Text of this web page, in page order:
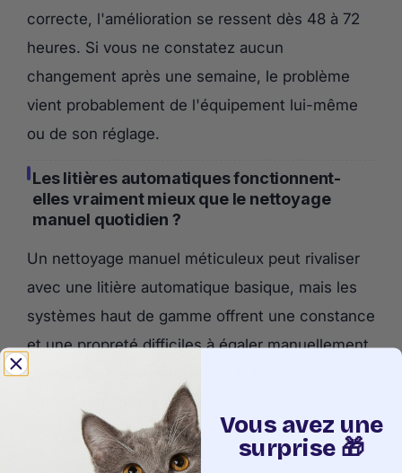
correcte, l'amélioration se ressent dès 48 à 72
heures. Si vous ne constatez aucun
changement après une semaine, le problème
vient probablement de l'équipement lui-même
ou de son réglage.
Les litières automatiques fonctionnent-
elles vraiment mieux que le nettoyage
manuel quotidien ?
Un nettoyage manuel méticuleux peut rivaliser
avec une litière automatique basique, mais les
systèmes haut de gamme offrent une constance
et une propreté difficiles à égaler manuellement.
L'avantage réside aussi dans la libération de
cette contrainte quotidienne.
Vous avez une
surprise 🎁